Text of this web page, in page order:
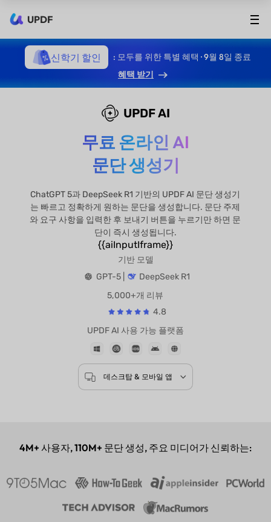
UPDF
신학기 할인
: 모두를 위한 특별 혜택 · 9월 8일 종료
혜택 받기
UPDF AI
무료 온라인 AI
문단 생성기
ChatGPT 5과 DeepSeek R1 기반의 UPDF AI 문단 생성기
는 빠르고 정확하게 원하는 문단을 생성합니다. 문단 주제
와 요구 사항을 입력한 후 보내기 버튼을 누르기만 하면 문
단이 즉시 생성됩니다.
{{aiInputIframe}}
기반 모델
GPT-5 |
DeepSeek R1
5,000+개 리뷰
4.8
UPDF AI 사용 가능 플랫폼
4M+ 사용자,110M+ 문단 생성, 주요 미디어가 신뢰하는: